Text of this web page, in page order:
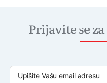
Prijavite se